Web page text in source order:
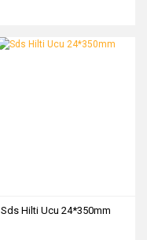
Sds Hilti Ucu 24*350mm